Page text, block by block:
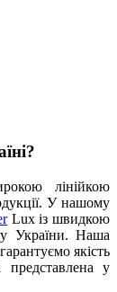
лінійкою
У нашому
Lux із швидкою
України. Наша
якість
представлена у